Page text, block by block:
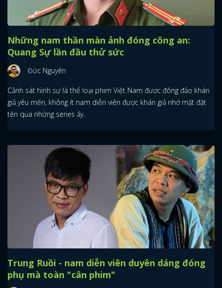
Những nam thần màn ảnh đóng công an:
Quang Sự lần đầu thử sức
Đức Nguyên
Cảnh sát hình sự là thể loại phim Việt Nam được đông đảo khán
giả yêu mến, không ít nam diễn viên được khán giả nhớ mặt đặt
tên qua những series ấy.
Trung Ruồi - nam diễn viên duyên dáng đóng
phụ mà toàn "cân phim"